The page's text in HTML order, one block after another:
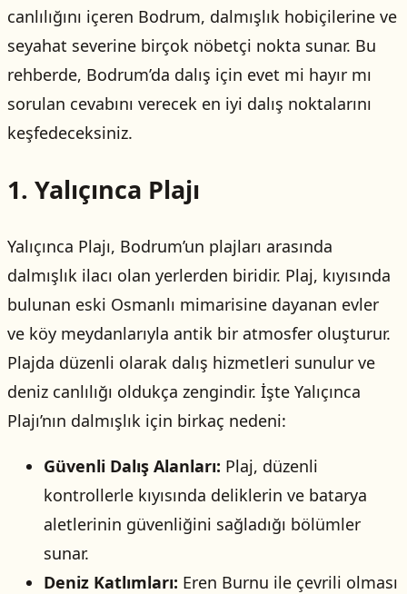
canlılığını içeren Bodrum, dalmışlık hobiçilerine ve
seyahat severine birçok nöbetçi nokta sunar. Bu
rehberde, Bodrum’da dalış için evet mi hayır mı
sorulan cevabını verecek en iyi dalış noktalarını
keşfedeceksiniz.
1. Yalıçınca Plajı
Yalıçınca Plajı, Bodrum’un plajları arasında
dalmışlık ilacı olan yerlerden biridir. Plaj, kıyısında
bulunan eski Osmanlı mimarisine dayanan evler
ve köy meydanlarıyla antik bir atmosfer oluşturur.
Plajda düzenli olarak dalış hizmetleri sunulur ve
deniz canlılığı oldukça zengindir. İşte Yalıçınca
Plajı’nın dalmışlık için birkaç nedeni:
Güvenli Dalış Alanları: Plaj, düzenli
kontrollerle kıyısında deliklerin ve batarya
aletlerinin güvenliğini sağladığı bölümler
sunar.
Deniz Katlımları: Eren Burnu ile çevrili olması